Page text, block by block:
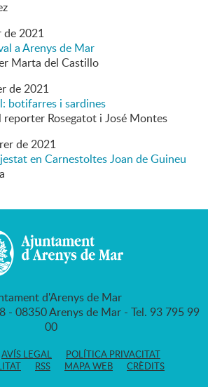
de2021
a Arenys de Mar
Marta del Castillo
de2021
botifarres i sardines
reporter Rosegatot i José Montes
de2021
en Carnestoltes Joan de Guineu
d'Arenys de Mar
- 08350 Arenys de Mar - Tel. 93 795 99
00
AVÍS LEGAL
POLÍTICA PRIVACITAT
RSS MAPA WEB CRÈDITS